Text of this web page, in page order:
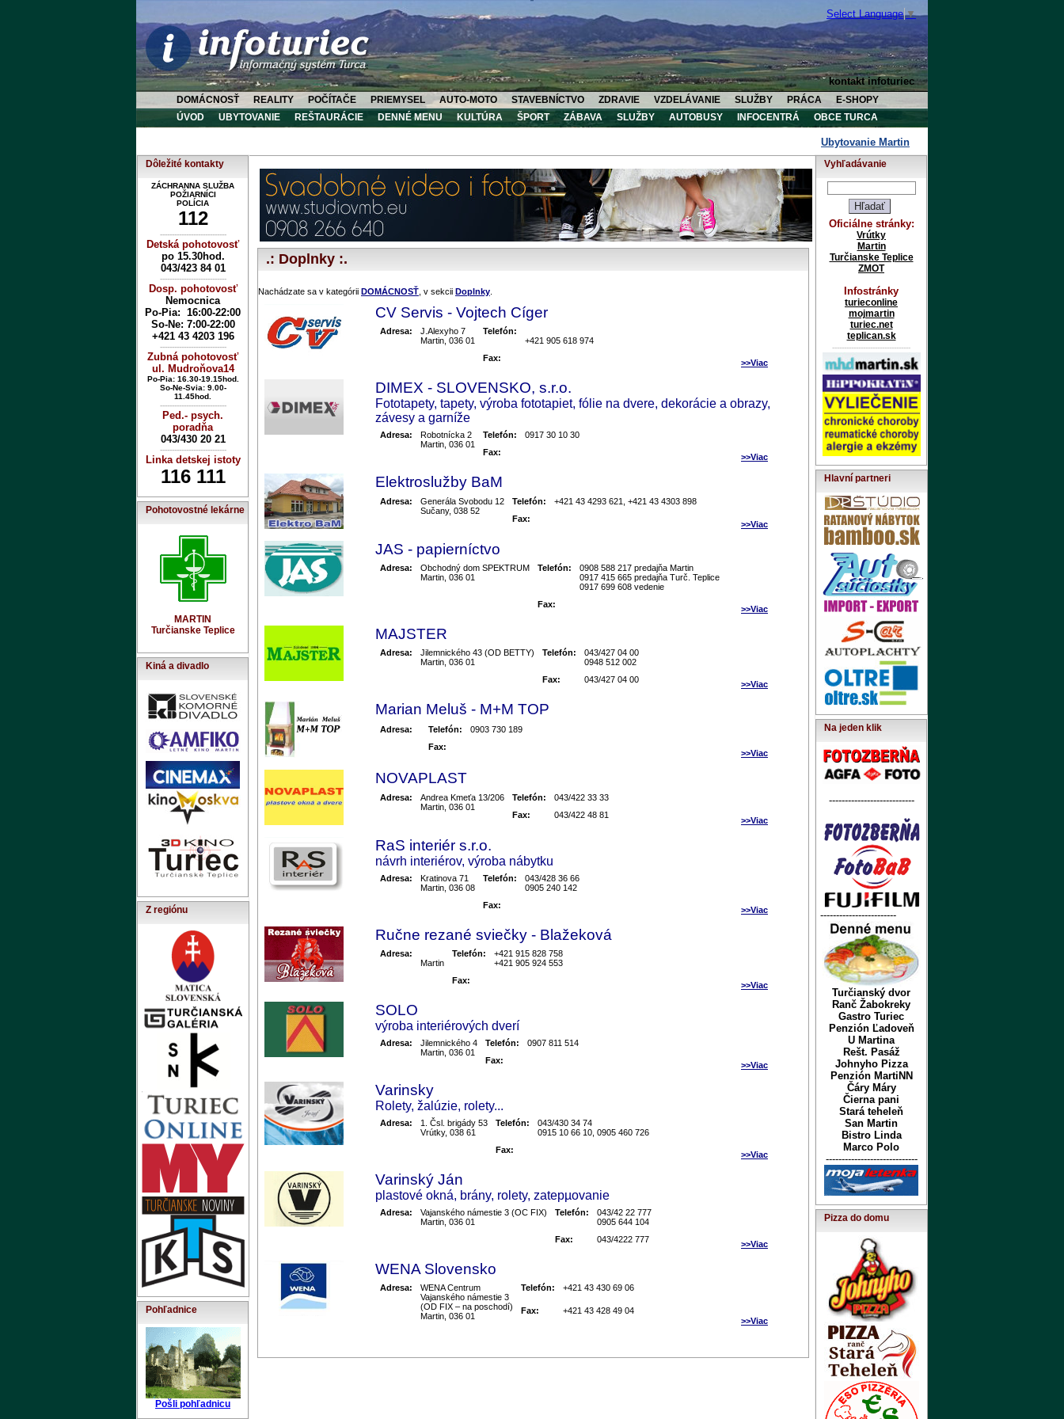
Select Language ▼
kontakt infoturiec
DOMÁCNOSŤ REALITY POČÍTAČE PRIEMYSEL AUTO-MOTO STAVEBNÍCTVO ZDRAVIE VZDELÁVANIE SLUŽBY PRÁCA
E-SHOPY
ÚVOD
UBYTOVANIE REŠTAURÁCIE DENNÉ MENU KULTÚRA ŠPORT ZÁBAVA SLUŽBY AUTOBUSY INFOCENTRÁ OBCE TURCA
Ubytovanie Martin
Dôležité kontakty
ZÁCHRANNA SLUŽBA
POŽIARNÍCI
POLÍCIA
112
----------------------------
Detská pohotovosť
po 15.30hod.
043/423 84 01
----------------------------
Dosp. pohotovosť
Nemocnica
Po-Pia: 16:00-22:00
So-Ne: 7:00-22:00
+421 43 4203 196
----------------------------
Zubná pohotovosť
ul. Mudroňova14
Po-Pia: 16.30-19.15hod.
So-Ne-Svia: 9.00-
11.45hod.
----------------------------
Ped.- psych.
poradňa
043/430 20 21
----------------------------
Linka detskej istoty
116 111
Pohotovostné lekárne
MARTIN
Turčianske Teplice
Kiná a divadlo
Z regiónu
Pohľadnice
Pošli pohľadnicu
.: Doplnky :.
Nachádzate sa v kategórii DOMÁCNOSŤ , v sekcii Doplnky
CV Servis - Vojtech Cíger
Adresa:
J.Alexyho 7
Martin, 036 01
Telefón:
+421 905 618 974
Fax:
>>Viac
DIMEX - SLOVENSKO, s.r.o.
Fototapety, tapety, výroba fototapiet, fólie na dvere, dekorácie a obrazy,
závesy a garníže
Adresa:
Robotnícka 2
Martin, 036 01
Telefón:
0917 30 10 30
Fax:
>>Viac
Elektroslužby BaM
Adresa:
Generála Svobodu 12
Sučany, 038 52
Telefón:
+421 43 4293 621, +421 43 4303 898
Fax:
>>Viac
JAS - papierníctvo
Adresa:
Obchodný dom SPEKTRUM
Martin, 036 01
Telefón:
0908 588 217 predajňa Martin
0917 415 665 predajňa Turč. Teplice
0917 699 608 vedenie
Fax:
>>Viac
MAJSTER
Adresa:
Jilemnického 43 (OD BETTY)
Martin, 036 01
Telefón:
043/427 04 00
0948 512 002
Fax:
043/427 04 00 >>Viac
Marian Meluš - M+M TOP
Adresa: Telefón:
0903 730 189
Fax:
>>Viac
NOVAPLAST
Adresa:
Andrea Kmeťa 13/206
Martin, 036 01
Telefón:
043/422 33 33
Fax:
043/422 48 81
>>Viac
RaS interiér s.r.o.
návrh interiérov, výroba nábytku
Adresa:
Kratinova 71
Martin, 036 08
Telefón:
043/428 36 66
0905 240 142
Fax:
>>Viac
Ručne rezané sviečky - Blažeková
Adresa:
Martin
Telefón:
+421 915 828 758
+421 905 924 553
Fax:
>>Viac
SOLO
výroba interiérových dverí
Adresa:
Jilemnického 4
Martin, 036 01
Telefón:
0907 811 514
Fax:
>>Viac
Varinsky
Rolety, žalúzie, rolety...
Adresa:
1. Čsl. brigády 53
Vrútky, 038 61
Telefón:
043/430 34 74
0915 10 66 10, 0905 460 726
Fax:
>>Viac
Varinský Ján
plastové okná, brány, rolety, zatepµovanie
Adresa:
Vajanského námestie 3 (OC FIX)
Martin, 036 01
Telefón:
043/42 22 777
0905 644 104
Fax:
043/4222 777 >>Viac
WENA Slovensko
Adresa:
WENA Centrum
Vajanského námestie 3
(OD FIX – na poschodí)
Martin, 036 01
Telefón: +421 43 430 69 06
Fax:
+421 43 428 49 04
>>Viac
Vyhľadávanie
Oficiálne stránky:
Vrútky
Martin
Turčianske Teplice
ZMOT
Infostránky
turieconline
mojmartin
turiec.net
teplican.sk
---------------------------------
Hlavní partneri
Na jeden klik
---------------------------
------------------------
Turčianský dvor
Ranč Žabokreky
Gastro Turiec
Penzión Ľadoveň
U Martina
Rešt. Pasáž
Johnyho Pizza
Penzión MartiNN
Čáry Máry
Čierna pani
Stará teheleň
San Martin
Bistro Linda
Marco Polo
-----------------------------
Pizza do domu